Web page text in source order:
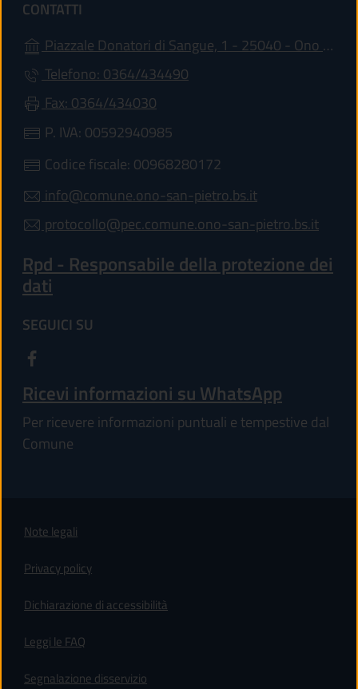
CONTATTI
Piazzale Donatori di Sangue, 1 - 25040 - Ono San Pietro
Telefono: 0364/434490
Fax: 0364/434030
P. IVA: 00592940985
Codice fiscale: 00968280172
info@comune.ono-san-pietro.bs.it
protocollo@pec.comune.ono-san-pietro.bs.it
Rpd - Responsabile della protezione dei
dati
SEGUICI SU
Ricevi informazioni su WhatsApp
Per ricevere informazioni puntuali e tempestive dal
Comune
Note legali
Privacy policy
Dichiarazione di accessibilità
Leggi le FAQ
Segnalazione disservizio